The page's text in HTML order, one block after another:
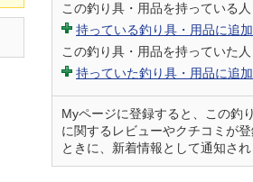
この釣り具・用品を持っている人
持っている釣り具・用品に追
この釣り具・用品を持っていた人
持っていた釣り具・用品に追
Myページに登録すると、この釣
に関するレビューやクチコミが
ときに、新着情報として通知され